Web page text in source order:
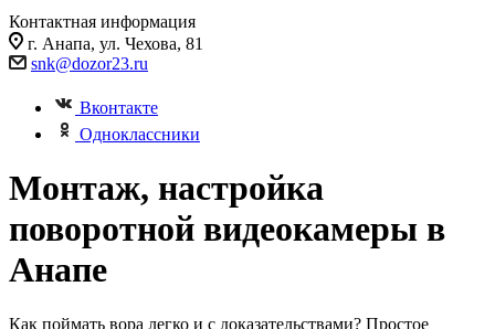
Контактная информация
г. Анапа, ул. Чехова, 81
snk@dozor23.ru
Вконтакте
Одноклассники
Монтаж, настройка
поворотной видеокамеры в
Анапе
Как поймать вора легко и с доказательствами? Простое